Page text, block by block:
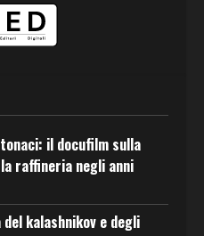
il docufilm sulla
raffineria negli anni
kalashnikov e degli